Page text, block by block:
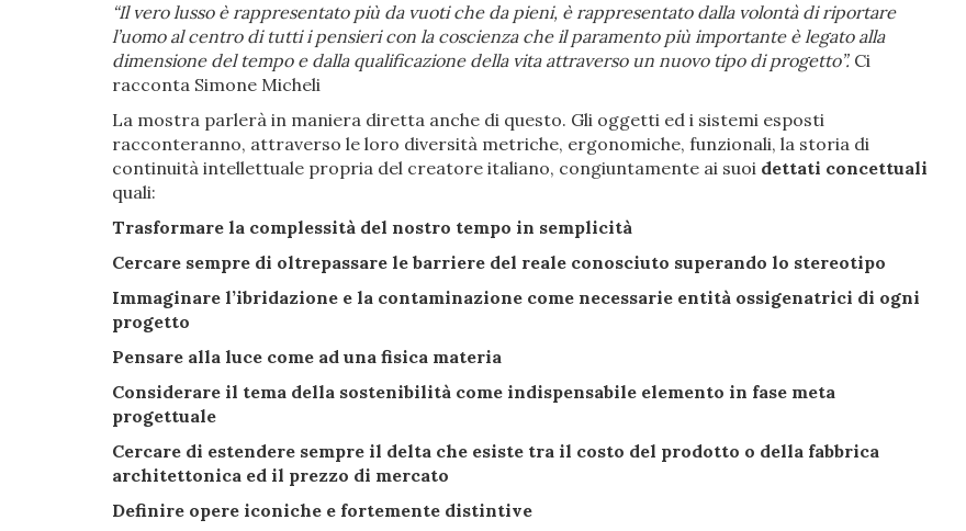
“Il vero lusso è rappresentato più da vuoti che da pieni, è rappresentato dalla volontà di riportare
l’uomo al centro di tutti i pensieri con la coscienza che il paramento più importante è legato alla
dimensione del tempo e dalla qualificazione della vita attraverso un nuovo tipo di progetto”. Ci
racconta Simone Micheli
La mostra parlerà in maniera diretta anche di questo. Gli oggetti ed i sistemi esposti
racconteranno, attraverso le loro diversità metriche, ergonomiche, funzionali, la storia di
continuità intellettuale propria del creatore italiano, congiuntamente ai suoi dettati concettuali
quali:
Trasformare la complessità del nostro tempo in semplicità
Cercare sempre di oltrepassare le barriere del reale conosciuto superando lo stereotipo
Immaginare l’ibridazione e la contaminazione come necessarie entità ossigenatrici di ogni
progetto
Pensare alla luce come ad una fisica materia
Considerare il tema della sostenibilità come indispensabile elemento in fase meta
progettuale
Cercare di estendere sempre il delta che esiste tra il costo del prodotto o della fabbrica
architettonica ed il prezzo di mercato
Definire opere iconiche e fortemente distintive